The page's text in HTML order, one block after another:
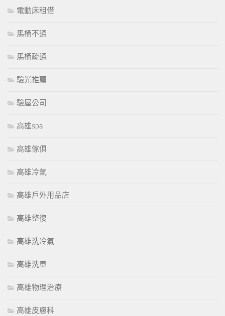
電動床租借
馬桶不通
馬桶疏通
驗光推薦
驗屋公司
高雄spa
高雄傢俱
高雄冷氣
高雄戶外用品店
高雄整復
高雄洗冷氣
高雄洗車
高雄物理治療
高雄皮膚科